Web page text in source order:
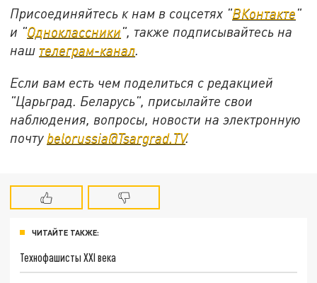
Присоединяйтесь к нам в соцсетях "ВКонтакте"
и "Одноклассники", также подписывайтесь на
наш телеграм-канал.
Если вам есть чем поделиться с редакцией
"Царьград. Беларусь", присылайте свои
наблюдения, вопросы, новости на электронную
почту belorussia@Tsargrad.TV.
ЧИТАЙТЕ ТАКЖЕ:
Технофашисты XXI века